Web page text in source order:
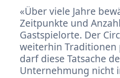
Über viele Jahre
Zeitpunkte und
Gastspielorte. Der
weiterhin Traditionen
darf diese Tatsache
Unternehmung nicht